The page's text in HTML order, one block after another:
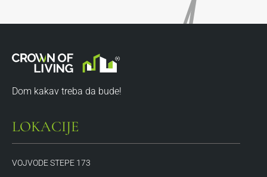
Dom kakav treba da bude!
LOKACIJE
VOJVODE STEPE 173